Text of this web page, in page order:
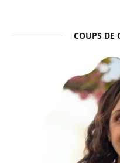
COUPS DE